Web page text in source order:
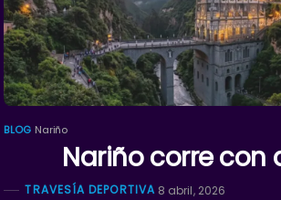
BLOG Nariño
Nariño corre con
TRAVESÍA DEPORTIVA 8 abril, 2026